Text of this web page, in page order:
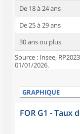
De 18 à 24 ans
De 25 à 29 ans
30 ans ou plus
Source : Insee,
01/01/2026.
FOR G1 - Taux